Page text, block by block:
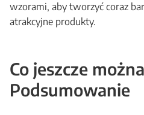
wzorami, aby tworzyć coraz
atrakcyjne produkty.
Co jeszcze
Podsumowanie